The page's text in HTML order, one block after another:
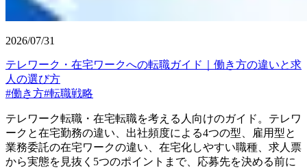
2026/07/31
テレワーク・在宅ワークへの転職ガイド｜働き方の違いと求
人の選び方
#働き方#転職戦略
テレワーク転職・在宅転職を考える人向けのガイド。テレワ
ークと在宅勤務の違い、出社頻度による4つの型、雇用型と
業務委託の在宅ワークの違い、在宅化しやすい職種、求人票
から実態を見抜く5つのポイントまで、応募先を決める前に